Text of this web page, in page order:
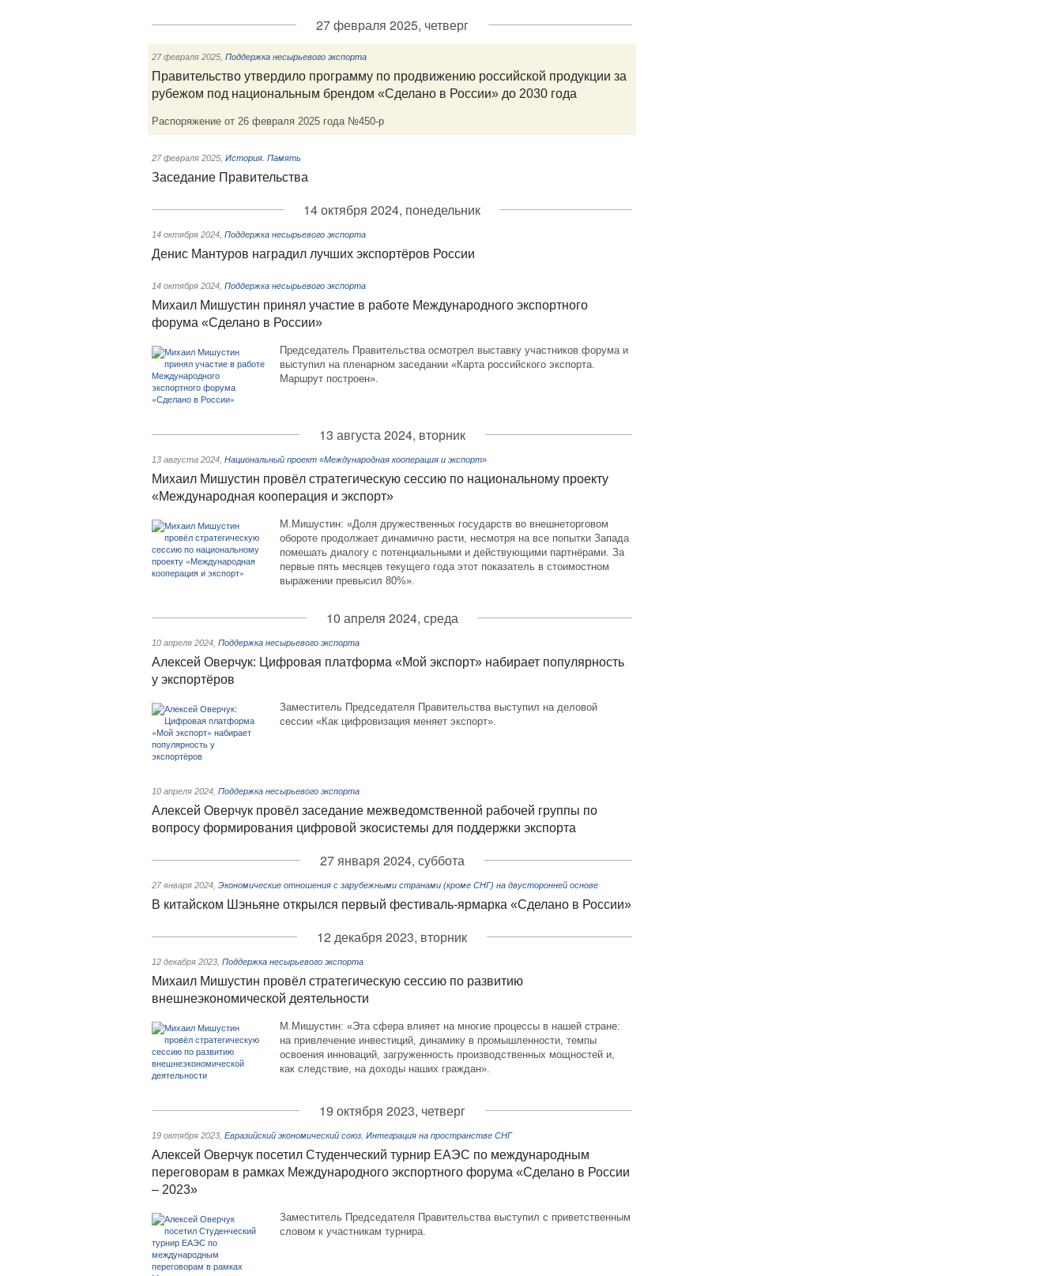
27 февраля 2025, четверг
27 февраля 2025 Поддержка несырьевого экспорта
Правительство утвердило программу по продвижению российской продукции за
рубежом под национальным брендом «Сделано в России» до 2030 года
Распоряжение от 26 февраля 2025 года №450-р
27 февраля 2025 История. Память
Заседание Правительства
14 октября 2024, понедельник
14 октября 2024 Поддержка несырьевого экспорта
Денис Мантуров наградил лучших экспортёров России
14 октября 2024 Поддержка несырьевого экспорта
Михаил Мишустин принял участие в работе Международного экспортного
форума «Сделано в России»
Председатель Правительства осмотрел выставку участников форума и
выступил на пленарном заседании «Карта российского экспорта.
Маршрут построен».
13 августа 2024, вторник
13 августа 2024 Национальный проект «Международная кооперация и экспорт»
Михаил Мишустин провёл стратегическую сессию по национальному проекту
«Международная кооперация и экспорт»
М.Мишустин: «Доля дружественных государств во внешнеторговом
обороте продолжает динамично расти, несмотря на все попытки Запада
помешать диалогу с потенциальными и действующими партнёрами. За
первые пять месяцев текущего года этот показатель в стоимостном
выражении превысил 80%».
10 апреля 2024, среда
10 апреля 2024 Поддержка несырьевого экспорта
Алексей Оверчук: Цифровая платформа «Мой экспорт» набирает популярность
у экспортёров
Заместитель Председателя Правительства выступил на деловой
сессии «Как цифровизация меняет экспорт».
10 апреля 2024 Поддержка несырьевого экспорта
Алексей Оверчук провёл заседание межведомственной рабочей группы по
вопросу формирования цифровой экосистемы для поддержки экспорта
27 января 2024, суббота
27 января 2024 Экономические отношения с зарубежными странами (кроме СНГ) на двусторонней основе
В китайском Шэньяне открылся первый фестиваль-ярмарка «Сделано в России»
12 декабря 2023, вторник
12 декабря 2023 Поддержка несырьевого экспорта
Михаил Мишустин провёл стратегическую сессию по развитию
внешнеэкономической деятельности
М.Мишустин: «Эта сфера влияет на многие процессы в нашей стране:
на привлечение инвестиций, динамику в промышленности, темпы
освоения инноваций, загруженность производственных мощностей и,
как следствие, на доходы наших граждан».
19 октября 2023, четверг
19 октября 2023 Евразийский экономический союз. Интеграция на пространстве СНГ
Алексей Оверчук посетил Студенческий турнир ЕАЭС по международным
переговорам в рамках Международного экспортного форума «Сделано в России
– 2023»
Заместитель Председателя Правительства выступил с приветственным
словом к участникам турнира.